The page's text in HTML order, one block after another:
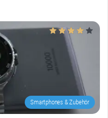
Smartphones & Zubehör